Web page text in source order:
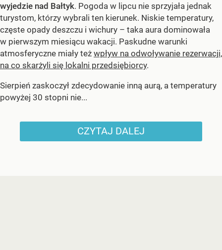
wyjedzie nad Bałtyk. Pogoda w lipcu nie sprzyjała jednak
turystom, którzy wybrali ten kierunek. Niskie temperatury,
częste opady deszczu i wichury – taka aura dominowała
w pierwszym miesiącu wakacji. Paskudne warunki
atmosferyczne miały też wpływ na odwoływanie rezerwacji,
na co skarżyli się lokalni przedsiębiorcy.
Sierpień zaskoczył zdecydowanie inną aurą, a temperatury
powyżej 30 stopni nie...
CZYTAJ DALEJ